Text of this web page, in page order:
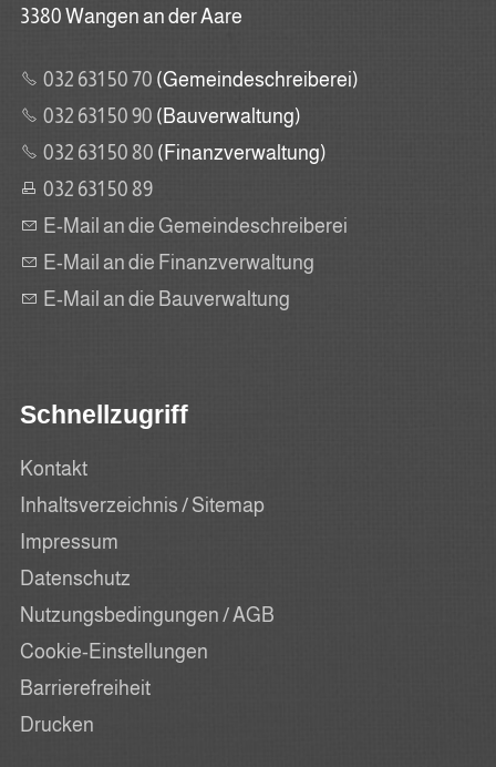
3380 Wangen an der Aare
032 631 50 70 (Gemeindeschreiberei)
032 631 50 90 (Bauverwaltung)
032 631 50 80 (Finanzverwaltung)
032 631 50 89
E-Mail an die Gemeindeschreiberei
E-Mail an die Finanzverwaltung
E-Mail an die Bauverwaltung
Schnellzugriff
Kontakt
Inhaltsverzeichnis / Sitemap
Impressum
Datenschutz
Nutzungsbedingungen / AGB
Cookie-Einstellungen
Barrierefreiheit
Drucken